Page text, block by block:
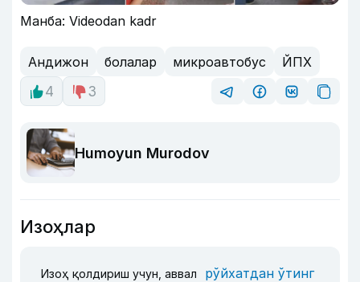
Манба: Videodan kadr
Андижон болалар микроавтобус
ЙПХ
4
3
Humoyun Murodov
Изоҳлар
Изоҳ қолдириш учун, аввал рўйхатдан ўтинг